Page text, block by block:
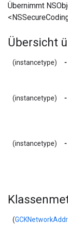
Übernimmt
Übersicht
(instancetype) -
(instancetype) -
(instancetype) -
(